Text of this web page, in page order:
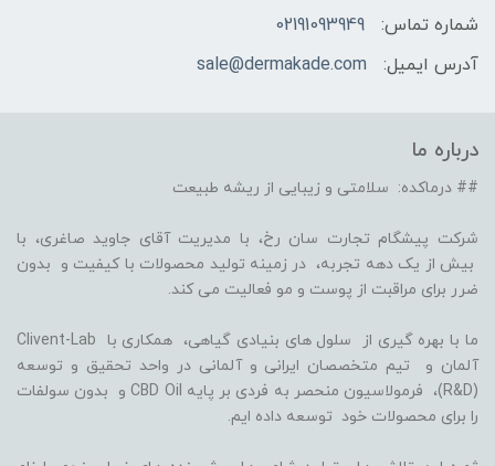
شماره تماس:
02191093949
آدرس ایمیل:
sale@dermakade.com
درباره ما
## درماکده: سلامتی و زیبایی از ریشه طبیعت
شرکت پیشگام تجارت سان رخ، با مدیریت آقای جاوید صاغری، با
بیش از یک دهه تجربه، در زمینه تولید محصولات با کیفیت و بدون
ضرر برای مراقبت از پوست و مو فعالیت می کند.
ما با بهره گیری از سلول های بنیادی گیاهی، همکاری با Clivent-Lab
آلمان و تیم متخصصان ایرانی و آلمانی در واحد تحقیق و توسعه
(R&D)، فرمولاسیون منحصر به فردی بر پایه CBD Oil و بدون سولفات
را برای محصولات خود توسعه داده ایم.